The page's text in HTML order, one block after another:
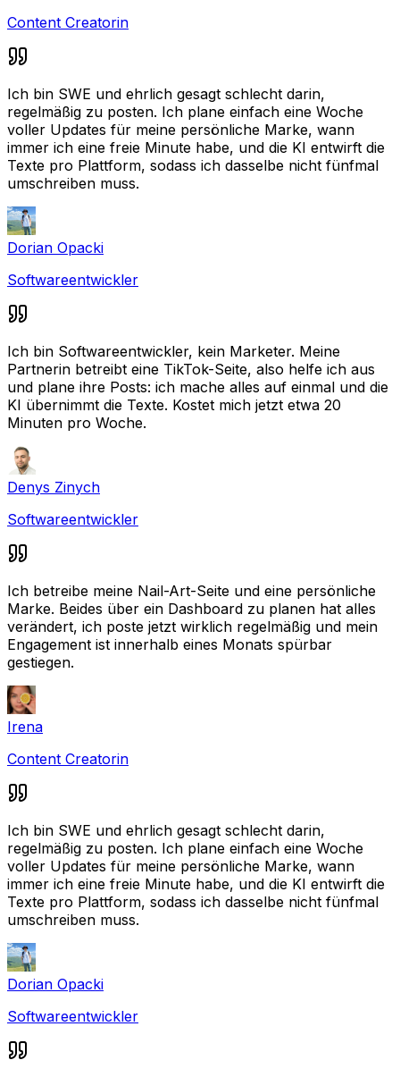
Content Creatorin
Ich bin SWE und ehrlich gesagt schlecht darin,
regelmäßig zu posten. Ich plane einfach eine Woche
voller Updates für meine persönliche Marke, wann
immer ich eine freie Minute habe, und die KI entwirft die
Texte pro Plattform, sodass ich dasselbe nicht fünfmal
umschreiben muss.
Dorian Opacki
Softwareentwickler
Ich bin Softwareentwickler, kein Marketer. Meine
Partnerin betreibt eine TikTok-Seite, also helfe ich aus
und plane ihre Posts: ich mache alles auf einmal und die
KI übernimmt die Texte. Kostet mich jetzt etwa 20
Minuten pro Woche.
Denys Zinych
Softwareentwickler
Ich betreibe meine Nail-Art-Seite und eine persönliche
Marke. Beides über ein Dashboard zu planen hat alles
verändert, ich poste jetzt wirklich regelmäßig und mein
Engagement ist innerhalb eines Monats spürbar
gestiegen.
Irena
Content Creatorin
Ich bin SWE und ehrlich gesagt schlecht darin,
regelmäßig zu posten. Ich plane einfach eine Woche
voller Updates für meine persönliche Marke, wann
immer ich eine freie Minute habe, und die KI entwirft die
Texte pro Plattform, sodass ich dasselbe nicht fünfmal
umschreiben muss.
Dorian Opacki
Softwareentwickler